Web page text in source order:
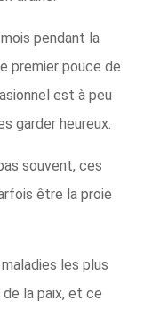
pendant la
premier pouce de
est à peu
garder heureux.
souvent, ces
être la proie
les plus
la paix, et ce